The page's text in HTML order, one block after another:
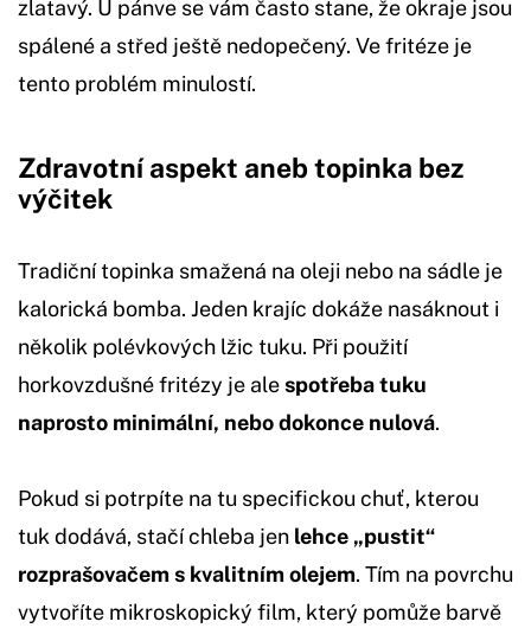
zlatavý. U pánve se vám často stane, že okraje jsou
spálené a střed ještě nedopečený. Ve fritéze je
tento problém minulostí.
Zdravotní aspekt aneb topinka bez
výčitek
Tradiční topinka smažená na oleji nebo na sádle je
kalorická bomba. Jeden krajíc dokáže nasáknout i
několik polévkových lžic tuku. Při použití
horkovzdušné fritézy je alespotřeba tuku
naprosto minimální, nebo dokonce nulová.
Pokud si potrpíte na tu specifickou chuť, kterou
tuk dodává, stačí chleba jen lehce „pustit“
rozprašovačem s kvalitním olejem. Tím na povrchu
vytvoříte mikroskopický film, který pomůže barvě